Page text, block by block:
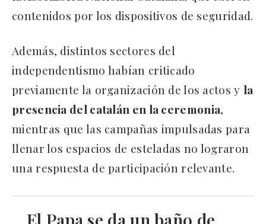
contenidos por los dispositivos de seguridad.
Además, distintos sectores del
independentismo habían criticado
previamente la organización de los actos y la
presencia del catalán en la ceremonia,
mientras que las campañas impulsadas para
llenar los espacios de esteladas no lograron
una respuesta de participación relevante.
El Papa se da un baño de